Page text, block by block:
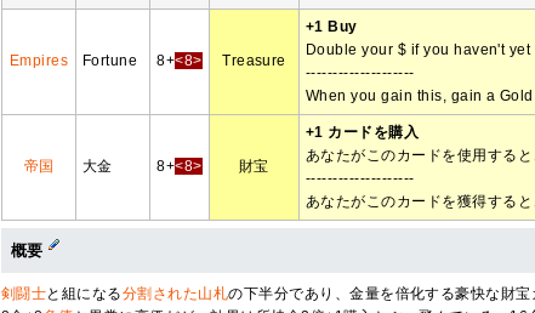
Empires Fortune 8+<8> Treasure
+1 Buy
Double your $ if you haven't yet
--------------------
When you gain this, gain a
帝国 大金 8+<8> 財宝
+1 カードを購入
あなたがこのカードを使用する
--------------------
あなたがこのカードを獲得する
概要
剣闘士と組になる分割された山札の下半分であり、金量を倍化する豪快な財宝